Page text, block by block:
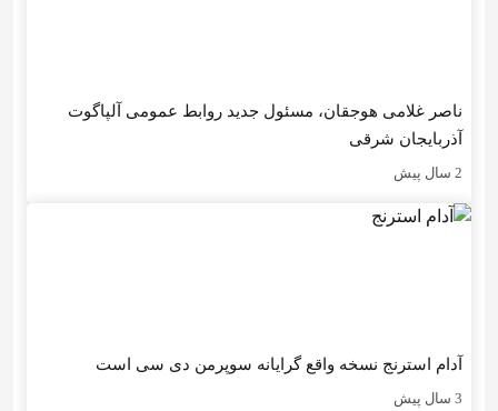
ناصر غلامی هوجقان، مسئول جدید روابط عمومی آلپاگوت
آذربایجان شرقی
2 سال پیش
آدام استرنج نسخه واقع گرایانه سوپرمن دی سی است
3 سال پیش